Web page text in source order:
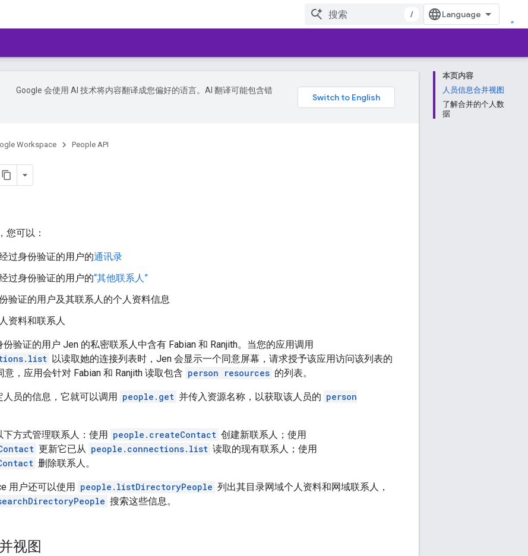
/
本页内容
人员信息合并视图
了解合并的个人数
据
Google 会使用 AI 技术将内容翻译成您偏好的语言。AI 翻译可能包含错
Workspace People API
您可以：
过身份验证的用户的通讯录
过身份验证的用户的“其他联系人”
验证的用户及其联系人的个人资料信息
资料和联系人
验证的用户 Jen 的私密联系人中含有 Fabian 和 Ranjith。当您的应用调用
以读取她的连接列表时，Jen 会显示一个同意屏幕，请求授予该应用访问该列表的
，应用会针对 Fabian 和 Ranjith 读取包含 person resources 的列表。
员的信息，它就可以调用 people.get 并传入资源名称，以获取该人员的 person
下方式管理联系人：使用 people.createContact 创建新联系人；使用
更新它已从 people.connections.list 读取的现有联系人；使用
删除联系人。
用户还可以使用 people.listDirectoryPeople 列出其目录网域个人资料和网域联系人，
搜索这些信息。
视图